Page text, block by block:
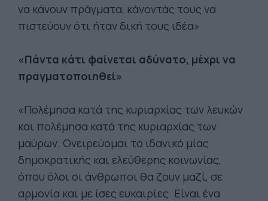
να κάνουν πράγματα, κάνοντάς τους να
πιστεύουν ότι ήταν δική τους ιδέα»
«Πάντα κάτι φαίνεται αδύνατο, μέχρι να
πραγματοποιηθεί»
«Πολέμησα κατά της κυριαρχίας των λευκών
και πολέμησα κατά της κυριαρχίας των
μαύρων. Ονειρεύομαι το ιδανικό μίας
δημοκρατικής και ελεύθερης κοινωνίας,
όπου όλοι οι άνθρωποι θα ζουν μαζί, σε
αρμονία και με ίσες ευκαιρίες. Είναι ένα